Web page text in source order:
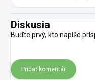
Diskusia
Buďte prvý, kto napíše
Pridať komentár